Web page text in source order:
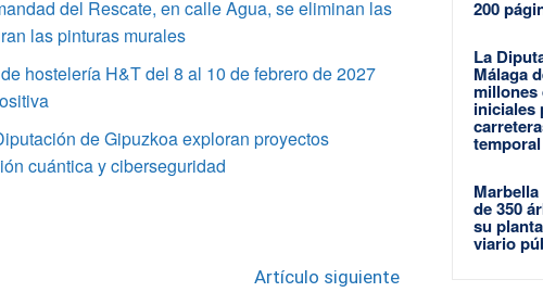
del Rescate, en calle Agua, se eliminan las
las pinturas murales
hostelería H&T del 8 al 10 de febrero de 2027
de Gipuzkoa exploran proyectos
cuántica y ciberseguridad
Artículo siguiente
200
La
Málaga
millones
iniciales
temporal
de 350
su
viario